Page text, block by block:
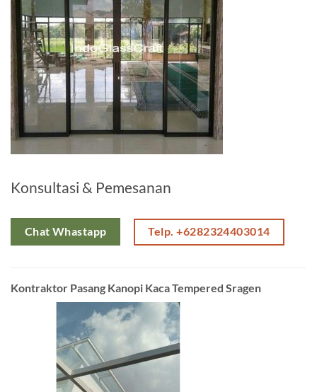
Konsultasi & Pemesanan
Chat Whastapp Telp. +6282324403014
Kontraktor Pasang Kanopi Kaca Tempered Sragen